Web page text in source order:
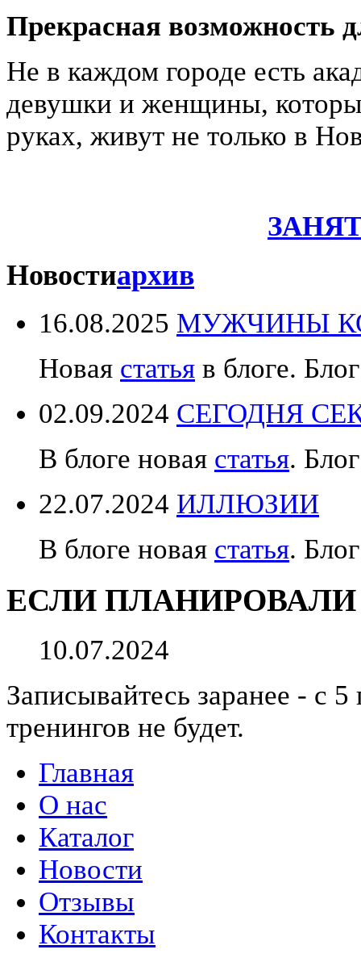
Прекрасная возможность
Не в каждом городе есть
девушки и женщины,
руках, живут не только в
Новостиархив
16.08.2025 МУЖЧИНЫ
Новая статья в блоге.
02.09.2024 СЕГОДНЯ
В блоге новая статья.
22.07.2024 ИЛЛЮЗИИ
В блоге новая статья.
ЕСЛИ
10.07.2024
Записывайтесь заранее - с 5
тренингов не будет.
Главная
О нас
Каталог
Новости
Отзывы
Контакты